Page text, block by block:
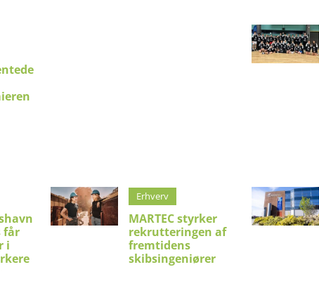
får
i
Erhverv
MARTEC styrker
rekrutteringen af
fremtidens
skibsingeniører